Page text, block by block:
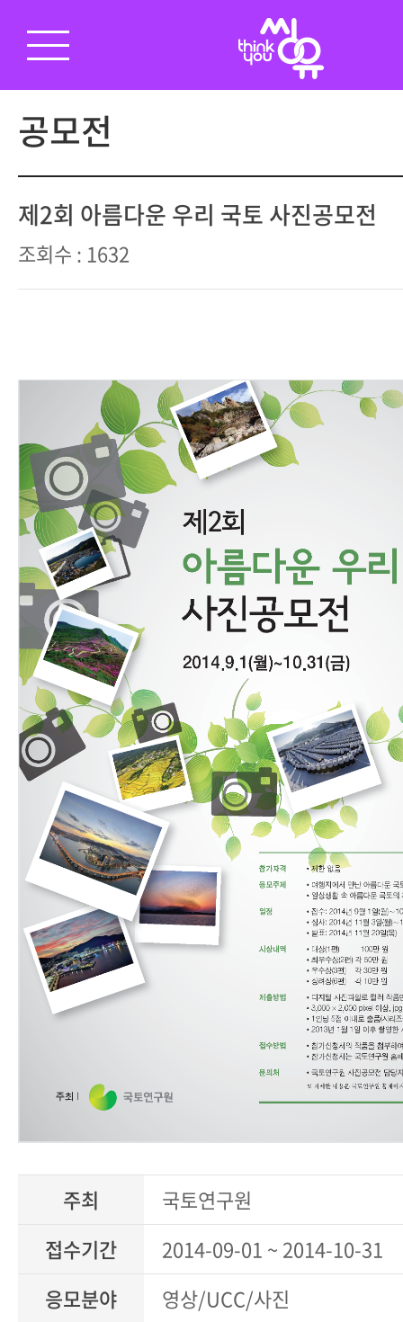
공모전
제2회 아름다운 우리 국토 사진공모전
조회수 : 1632
주최
국토연구원
접수기간
2014-09-01 ~ 2014-10-31
응모분야
영상/UCC/사진